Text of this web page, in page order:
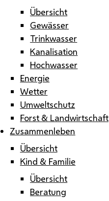
Übersicht
Gewässer
Trinkwasser
Kanalisation
Hochwasser
Energie
Wetter
Umweltschutz
Forst & Landwirtschaft
Zusammenleben
Übersicht
Kind & Familie
Übersicht
Beratung